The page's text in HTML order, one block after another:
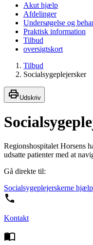
Akut hjælp
Afdelinger
Undersøgelse og
Praktisk information
Tilbud
oversigtskort
Tilbud
Socialsygeplejersker
Udskriv
Regionshospitalet Horsens
udsatte patienter med at
Gå direkte til:
Socialsygeplejerskerne
Kontakt